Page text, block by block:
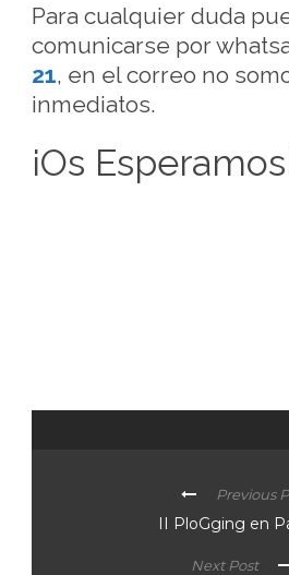
Para cualquier duda
comunicarse por
21, en el correo no
inmediatos.
¡Os
Previous
II PloGging en
Next Post